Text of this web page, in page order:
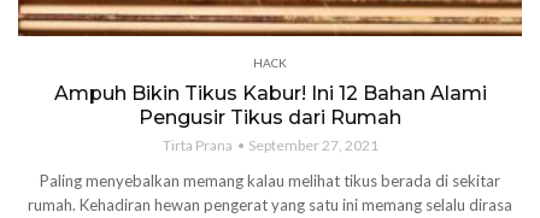
HACK
Ampuh Bikin Tikus Kabur! Ini 12 Bahan Alami
Pengusir Tikus dari Rumah
Tirta Prana September 27, 2021
Paling menyebalkan memang kalau melihat tikus berada di sekitar
rumah. Kehadiran hewan pengerat yang satu ini memang selalu dirasa